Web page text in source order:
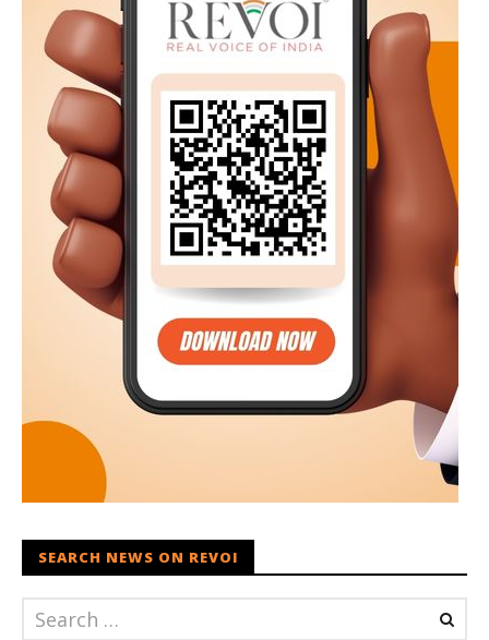
SEARCH NEWS ON REVOI